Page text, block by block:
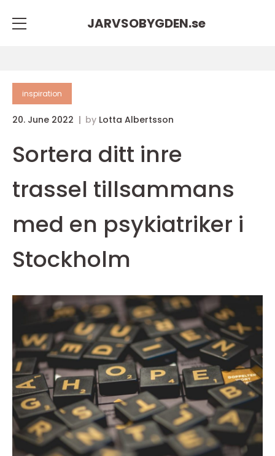
JARVSOBYGDEN.se
inspiration
20. June 2022 by Lotta Albertsson
Sortera ditt inre
trassel tillsammans
med en psykiatriker i
Stockholm